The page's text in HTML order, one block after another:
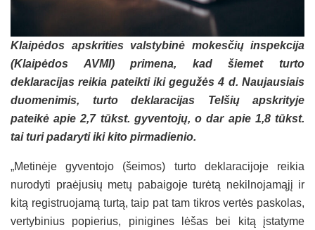
Klaipėdos apskrities valstybinė mokesčių inspekcija
(Klaipėdos AVMI) primena, kad šiemet turto
deklaracijas reikia pateikti iki gegužės 4 d. Naujausiais
duomenimis, turto deklaracijas Telšių apskrityje
pateikė apie 2,7 tūkst. gyventojų, o dar apie 1,8 tūkst.
tai turi padaryti iki kito pirmadienio.
„Metinėje gyventojo (šeimos) turto deklaracijoje reikia
nurodyti praėjusių metų pabaigoje turėtą nekilnojamąjį ir
kitą registruojamą turtą, taip pat tam tikros vertės paskolas,
vertybinius popierius, pinigines lėšas bei kitą įstatyme